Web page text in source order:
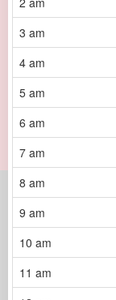
3 am
4 am
5 am
6 am
7 am
8 am
9 am
10 am
11 am